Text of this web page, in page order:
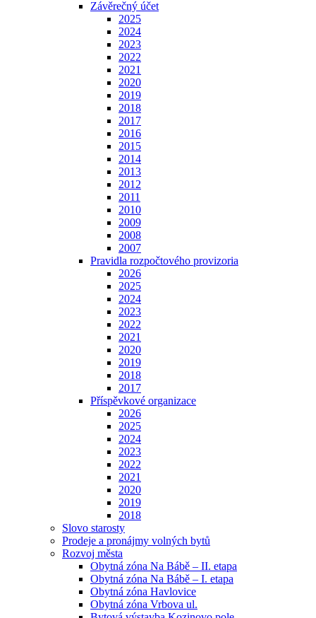
Závěrečný účet
2025
2024
2023
2022
2021
2020
2019
2018
2017
2016
2015
2014
2013
2012
2011
2010
2009
2008
2007
Pravidla rozpočtového provizoria
2026
2025
2024
2023
2022
2021
2020
2019
2018
2017
Příspěvkové organizace
2026
2025
2024
2023
2022
2021
2020
2019
2018
Slovo starosty
Prodeje a pronájmy volných bytů
Rozvoj města
Obytná zóna Na Bábě – II. etapa
Obytná zóna Na Bábě – I. etapa
Obytná zóna Havlovice
Obytná zóna Vrbova ul.